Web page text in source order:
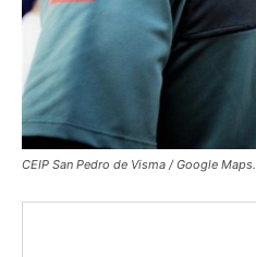
CEIP San Pedro de Visma / Google Maps.